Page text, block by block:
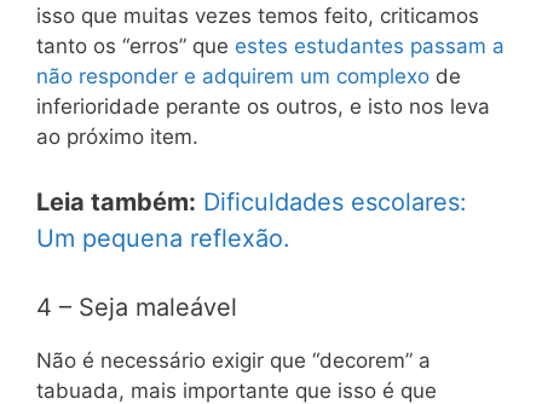
isso que muitas vezes temos feito, criticamos
tanto os “erros” que estes estudantes passam a
não responder e adquirem um complexo de
inferioridade perante os outros, e isto nos leva
ao próximo item.
Leia também: Dificuldades escolares:
Um pequena reflexão.
4 – Seja maleável
Não é necessário exigir que “decorem” a
tabuada, mais importante que isso é que